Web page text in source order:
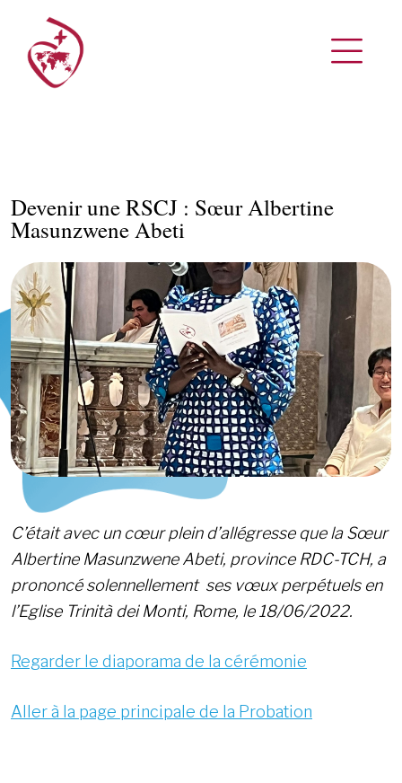
Devenir une RSCJ : Sœur Albertine
Masunzwene Abeti
C’était avec un cœur plein d’allégresse que la Sœur
Albertine Masunzwene Abeti, province RDC-TCH, a
prononcé solennellement ses vœux perpétuels en
l’Eglise Trinità dei Monti, Rome, le 18/06/2022.
Regarder le diaporama de la cérémonie
Aller à la page principale de la Probation